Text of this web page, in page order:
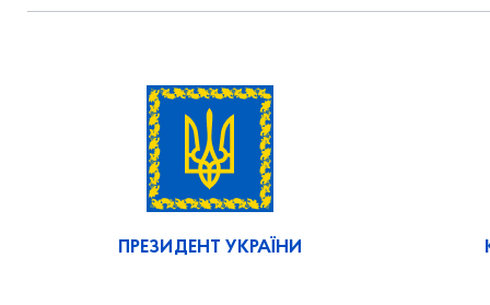
ПРЕЗИДЕНТ УКРАЇНИ